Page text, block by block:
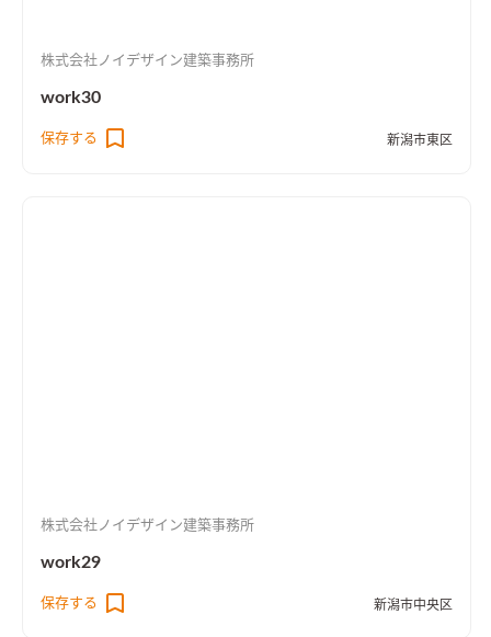
株式会社ノイデザイン建築事務所
work30
保存する 新潟市東区
株式会社ノイデザイン建築事務所
work29
保存する 新潟市中央区